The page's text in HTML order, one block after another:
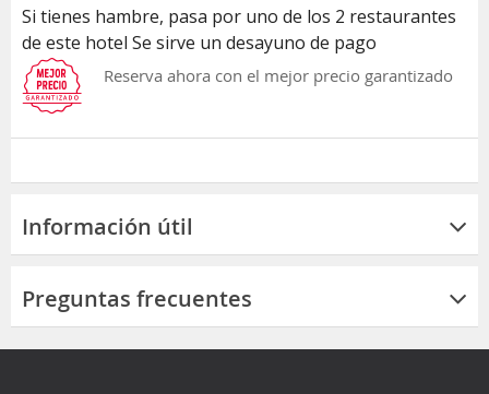
Si tienes hambre, pasa por uno de los 2 restaurantes
de este hotel Se sirve un desayuno de pago
Reserva ahora con el mejor precio garantizado
Información útil
Preguntas frecuentes